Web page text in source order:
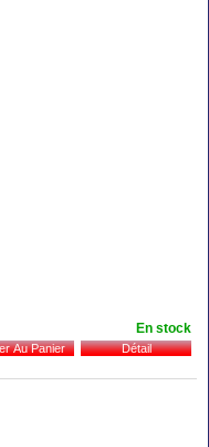
En stock